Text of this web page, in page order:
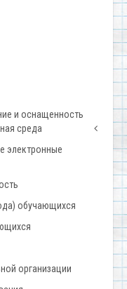
и оснащенность
среда
электронные
обучающихся
организации